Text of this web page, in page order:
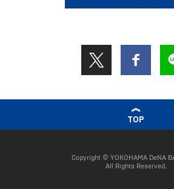
TOP
Copyright © YOKOHAMA DeNA
All Rights Reserved.